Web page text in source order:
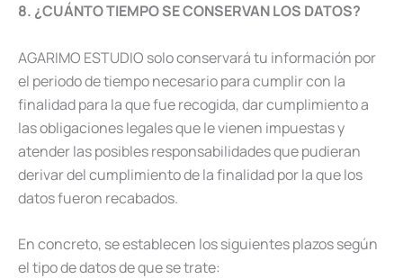
8. ¿CUÁNTO TIEMPO SE CONSERVAN LOS DATOS?
AGARIMO ESTUDIO solo conservará tu información por
el periodo de tiempo necesario para cumplir con la
finalidad para la que fue recogida, dar cumplimiento a
las obligaciones legales que le vienen impuestas y
atender las posibles responsabilidades que pudieran
derivar del cumplimiento de la finalidad por la que los
datos fueron recabados.
En concreto, se establecen los siguientes plazos según
el tipo de datos de que se trate: